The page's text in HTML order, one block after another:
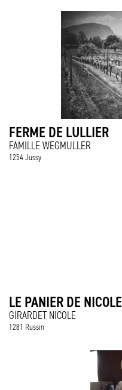
FERME DE LULLIER
FAMILLE WEGMULLER
1254 Jussy
LE PANIER DE NICOLE
GIRARDET NICOLE
1281 Russin